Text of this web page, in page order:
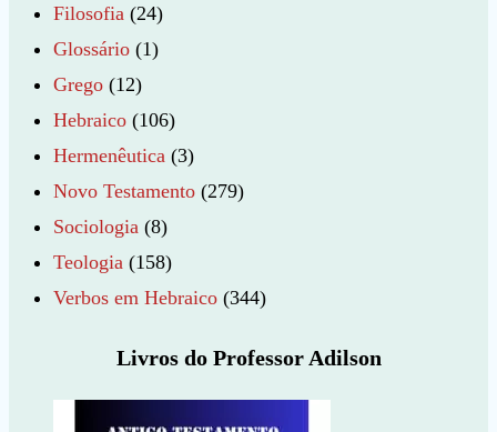
Filosofia (24)
Glossário (1)
Grego (12)
Hebraico (106)
Hermenêutica (3)
Novo Testamento (279)
Sociologia (8)
Teologia (158)
Verbos em Hebraico (344)
Livros do Professor Adilson